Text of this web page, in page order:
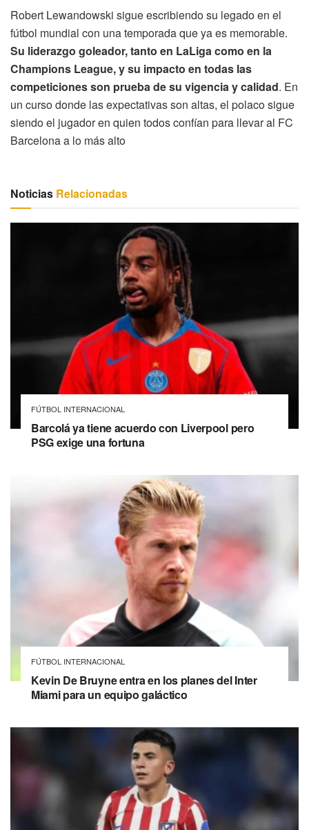
Robert Lewandowski sigue escribiendo su legado en el
fútbol mundial con una temporada que ya es memorable.
Su liderazgo goleador, tanto en LaLiga como en la
Champions League, y su impacto en todas las
competiciones son prueba de su vigencia y calidad. En
un curso donde las expectativas son altas, el polaco sigue
siendo el jugador en quien todos confían para llevar al FC
Barcelona a lo más alto
Noticias Relacionadas
FÚTBOL INTERNACIONAL
Barcolá ya tiene acuerdo con Liverpool pero
PSG exige una fortuna
FÚTBOL INTERNACIONAL
Kevin De Bruyne entra en los planes del Inter
Miami para un equipo galáctico